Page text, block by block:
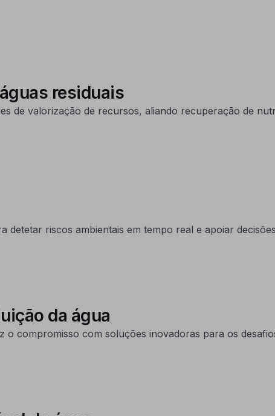
residuais
de valorização de recursos, aliando recuperação de
riscos ambientais em tempo real e apoiar
da água
compromisso com soluções inovadoras para os